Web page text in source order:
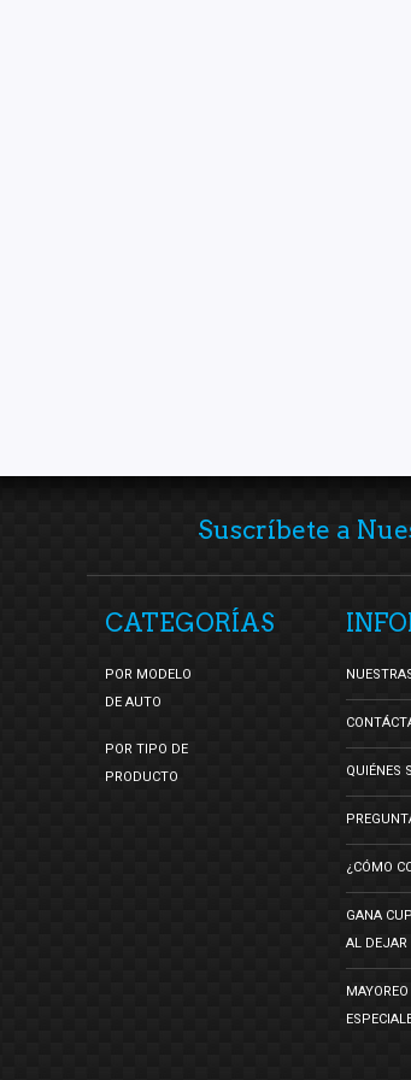
Suscríbete a
CATEGORÍAS
POR MODELO
DE AUTO
POR TIPO DE
PRODUCTO
QUIÉNES
¿CÓMO
GANA
AL DEJAR